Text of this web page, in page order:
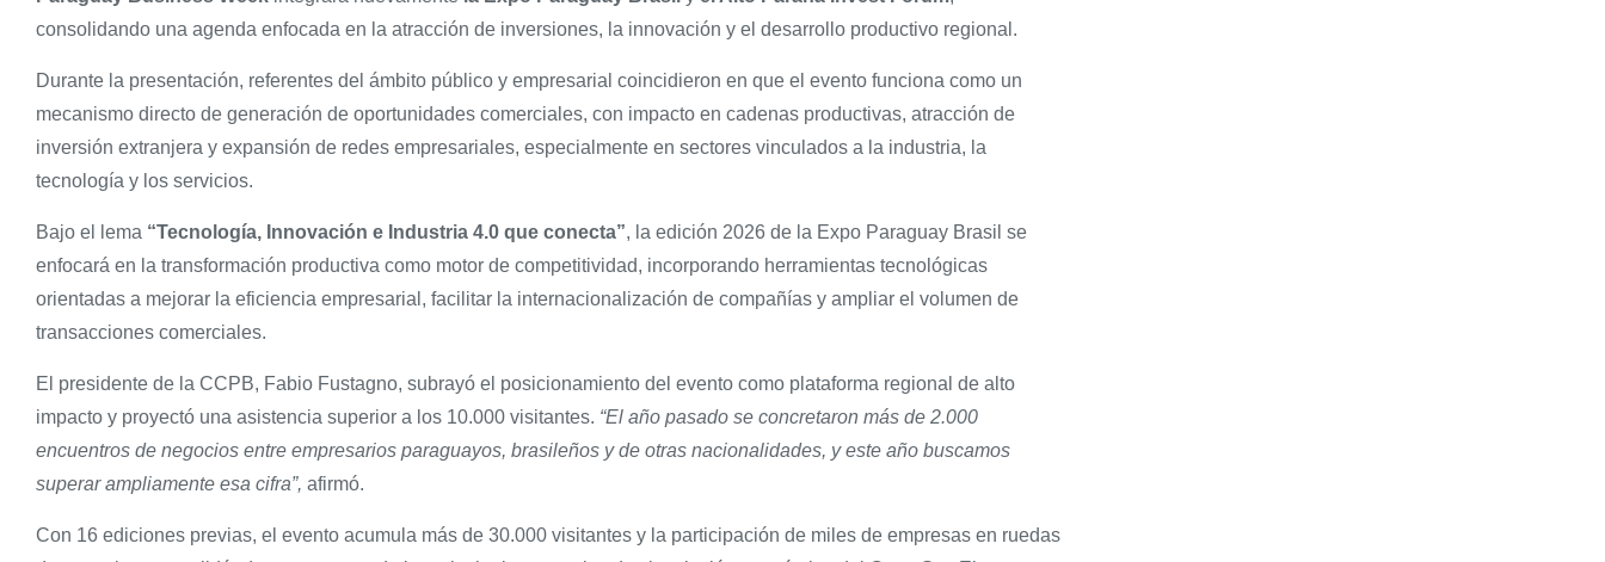
consolidando una agenda enfocada en la atracción de inversiones, la innovación y el desarrollo productivo regional.
Durante la presentación, referentes del ámbito público y empresarial coincidieron en que el evento funciona como un
mecanismo directo de generación de oportunidades comerciales, con impacto en cadenas productivas, atracción de
inversión extranjera y expansión de redes empresariales, especialmente en sectores vinculados a la industria, la
tecnología y los servicios.
Bajo el lema “Tecnología, Innovación e Industria 4.0 que conecta”, la edición 2026 de la Expo Paraguay Brasil se
enfocará en la transformación productiva como motor de competitividad, incorporando herramientas tecnológicas
orientadas a mejorar la eficiencia empresarial, facilitar la internacionalización de compañías y ampliar el volumen de
transacciones comerciales.
El presidente de la CCPB, Fabio Fustagno, subrayó el posicionamiento del evento como plataforma regional de alto
impacto y proyectó una asistencia superior a los 10.000 visitantes. “El año pasado se concretaron más de 2.000
encuentros de negocios entre empresarios paraguayos, brasileños y de otras nacionalidades, y este año buscamos
superar ampliamente esa cifra”, afirmó.
Con 16 ediciones previas, el evento acumula más de 30.000 visitantes y la participación de miles de empresas en ruedas